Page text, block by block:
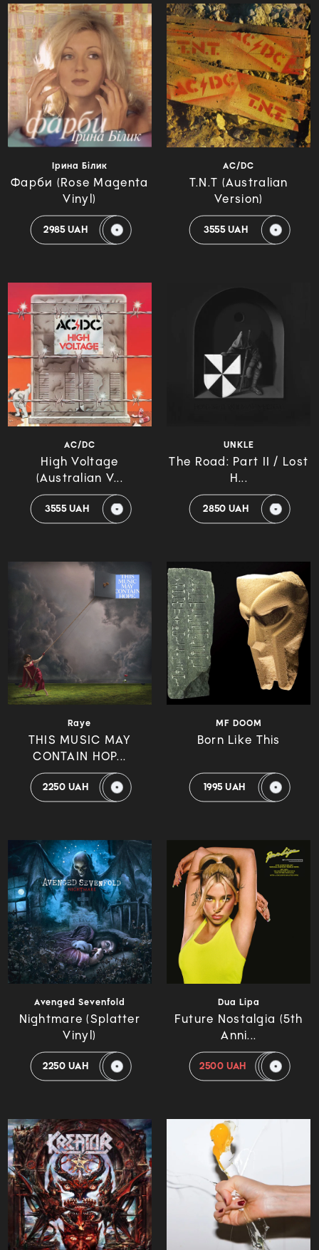
Ірина Білик
Фарби (Rose Magenta
Vinyl)
2985 UAH
AC/DC
T.N.T (Australian
Version)
3555 UAH
AC/DC
High Voltage
(Australian V...
3555 UAH
UNKLE
The Road: Part II / Lost
H...
2850 UAH
Raye
THIS MUSIC MAY
CONTAIN HOP...
2250 UAH
MF DOOM
Born Like This
1995 UAH
Avenged Sevenfold
Nightmare (Splatter
Vinyl)
2250 UAH
Dua Lipa
Future Nostalgia (5th
Anni...
2500 UAH